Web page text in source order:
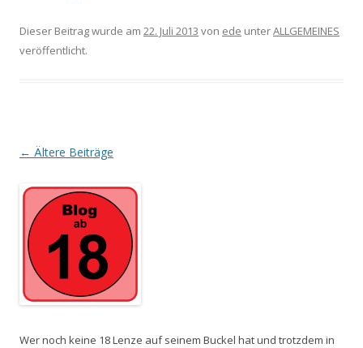
Dieser Beitrag wurde am 22. Juli 2013 von ede unterALLGEMEINES
veröffentlicht.
Beitrags-
← Ältere Beiträge
Wer noch keine 18 Lenze auf seinem Buckel hat und trotzdem in